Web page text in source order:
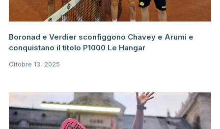
Boronad e Verdier sconfiggono Chavey e Arumi e
conquistano il titolo P1000 Le Hangar
Ottobre 13, 2025